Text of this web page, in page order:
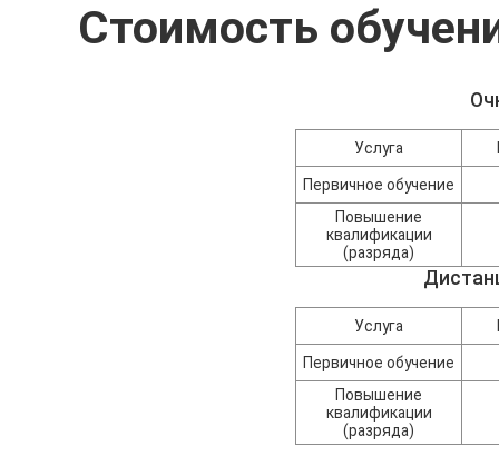
Стоимость
Услуга
Первичное обучение
Повышение
квалификации
(разряда)
Услуга
Первичное обучение
Повышение
квалификации
(разряда)